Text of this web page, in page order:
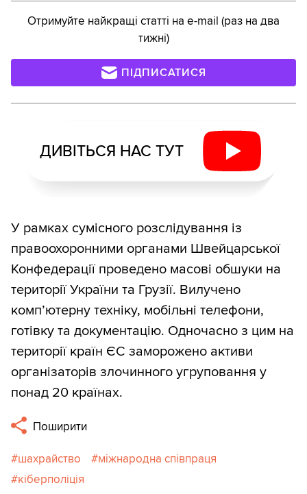
Отримуйте найкращі статті на e-mail (раз на два
тижні)
ПІДПИСАТИСЯ
ДИВІТЬСЯ НАС ТУТ
У рамках сумісного розслідування із
правоохоронними органами Швейцарської
Конфедерації проведено масові обшуки на
території України та Грузії. Вилучено
комп’ютерну техніку, мобільні телефони,
готівку та документацію. Одночасно з цим на
території країн ЄС заморожено активи
організаторів злочинного угруповання у
понад 20 країнах.
Поширити
шахрайство
міжнародна співпраця
кіберполіція